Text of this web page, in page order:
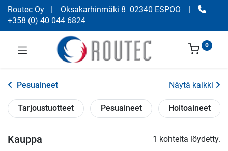
Routec Oy | Oksakarhinmäki 8 02340 ESPOO
|
+358 (0) 40 044 6824
0
Pesuaineet Näytä kaikki
Tarjoustuotteet Pesuaineet Hoitoaineet
Kauppa 1 kohteita löydetty.